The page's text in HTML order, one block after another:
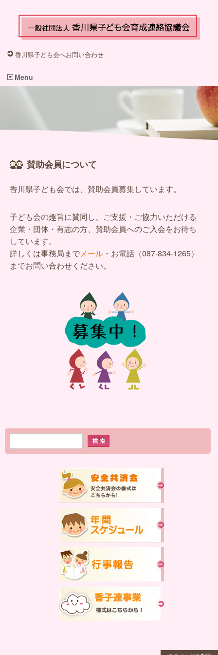
香川県子ども会へお問い合わせ
Menu
賛助会員について
香川県子ども会では、賛助会員募集しています。
子ども会の趣旨に賛同し、ご支援・ご協力いただける
企業・団体・有志の方、賛助会員へのご入会をお待ち
しています。
詳しくは事務局までメール ・お電話（087-834-1265）
までお問い合わせください。